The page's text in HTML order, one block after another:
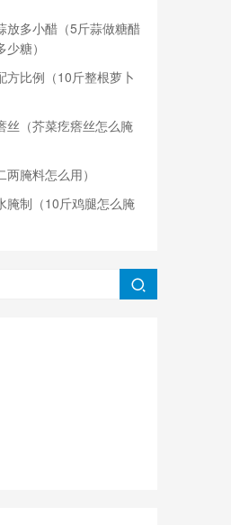
放多小醋（5斤蒜做糖醋
糖）
方比例（10斤整根萝卜
丝（芥菜疙瘩丝怎么腌
腌料怎么用）
腌制（10斤鸡腿怎么腌